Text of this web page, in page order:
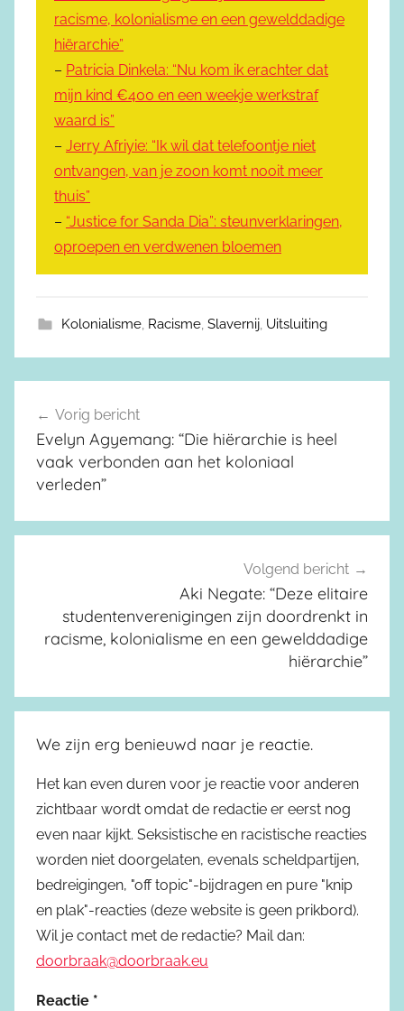
racisme, kolonialisme en een gewelddadige
hiërarchie”
– Patricia Dinkela: “Nu kom ik erachter dat
mijn kind €400 en een weekje werkstraf
waard is”
– Jerry Afriyie: “Ik wil dat telefoontje niet
ontvangen, van je zoon komt nooit meer
thuis”
– “Justice for Sanda Dia”: steunverklaringen,
oproepen en verdwenen bloemen
Kolonialisme, Racisme, Slavernij, Uitsluiting
Berichtnavigatie
Vorig bericht
Evelyn Agyemang: “Die hiërarchie is heel
vaak verbonden aan het koloniaal
verleden”
Volgend bericht
Aki Negate: “Deze elitaire
studentenverenigingen zijn doordrenkt in
racisme, kolonialisme en een gewelddadige
hiërarchie”
We zijn erg benieuwd naar je reactie.
Het kan even duren voor je reactie voor anderen
zichtbaar wordt omdat de redactie er eerst nog
even naar kijkt. Seksistische en racistische reacties
worden niet doorgelaten, evenals scheldpartijen,
bedreigingen, "off topic"-bijdragen en pure "knip
en plak"-reacties (deze website is geen prikbord).
Wil je contact met de redactie? Mail dan:
doorbraak@doorbraak.eu
Reactie *